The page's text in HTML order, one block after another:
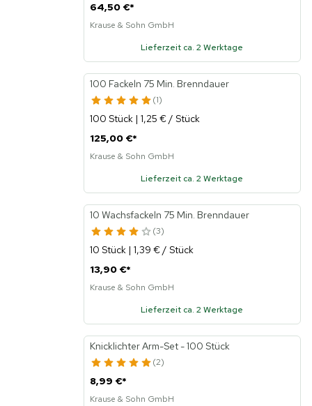
64,50 €*
Krause & Sohn GmbH
Lieferzeit ca. 2 Werktage
100 Fackeln 75 Min. Brenndauer
1
100 Stück | 1,25 € / Stück
125,00 €*
Krause & Sohn GmbH
Lieferzeit ca. 2 Werktage
10 Wachsfackeln 75 Min. Brenndauer
3
10 Stück | 1,39 € / Stück
13,90 €*
Krause & Sohn GmbH
Lieferzeit ca. 2 Werktage
Knicklichter Arm-Set - 100 Stück
2
8,99 €*
Krause & Sohn GmbH